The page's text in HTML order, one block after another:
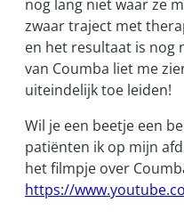
nog lang niet waar ze
zwaar traject met
en het resultaat is nog
van Coumba liet me
uiteindelijk toe leiden!
Wil je een beetje een
patiënten ik op mijn
het filmpje over
https://